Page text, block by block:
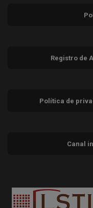
Registro de
Política de
Canal